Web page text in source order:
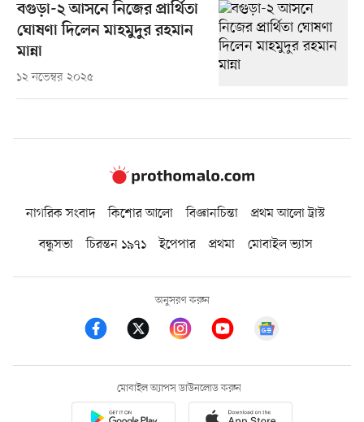
বগুড়া-২ আসনে নিজের প্রার্থিতা
ঘোষণা দিলেন মাহমুদুর রহমান
মান্না
১২ নভেম্বর ২০২৫
নাগরিক সংবাদ কিশোর আলো বিজ্ঞানচিন্তা
প্রথম আলো ট্রাস্ট
বন্ধুসভা
চিরন্তন ১৯৭১ ইপেপার প্রথমা মোবাইল ভ্যাস
অনুসরণ করুন
মোবাইল অ্যাপস ডাউনলোড করুন